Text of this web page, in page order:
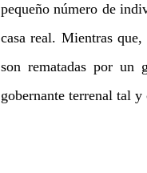
pequeño número de
casa real. Mientras
son rematadas por un
gobernante terrenal tal